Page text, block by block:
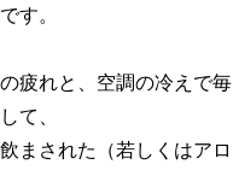
す。
疲れと、空調の冷えで
て、
まされた（若しくはア